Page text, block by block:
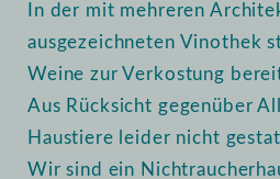
In der mit mehreren
ausgezeichneten Vinothek
Weine zur Verkostung
Aus Rücksicht gegenüber
Haustiere leider nicht
Wir sind ein